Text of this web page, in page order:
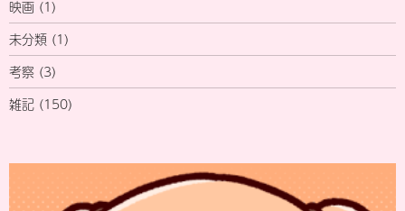
映画 (1)
未分類 (1)
考察 (3)
雑記 (150)